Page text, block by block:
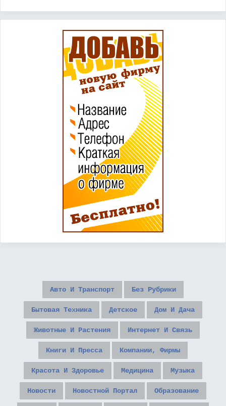
Авто И Транспорт Без Рубрики
Бытовая Техника Детское Дом И Дача
Животные И Растения Интернет И Связь
Книги И Пресса Компании, Фирмы
Красота И Здоровье Медицина Музыка
Новости Новостной Портал Образование